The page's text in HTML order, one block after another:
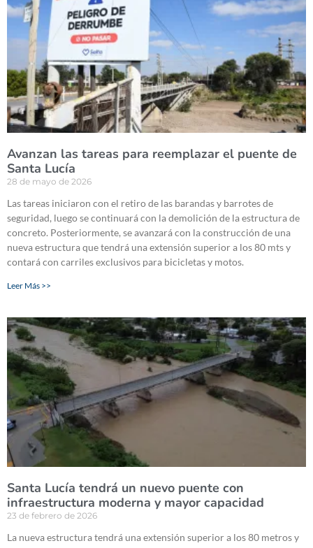
Avanzan las tareas para reemplazar el puente de
Santa Lucía
28 de mayo de 2026
Las tareas iniciaron con el retiro de las barandas y barrotes de
seguridad, luego se continuará con la demolición de la estructura de
concreto. Posteriormente, se avanzará con la construcción de una
nueva estructura que tendrá una extensión superior a los 80 mts y
contará con carriles exclusivos para bicicletas y motos.
Leer Más >>
Santa Lucía tendrá un nuevo puente con
infraestructura moderna y mayor capacidad
23 de febrero de 2026
La nueva estructura tendrá una extensión superior a los 80 metros y